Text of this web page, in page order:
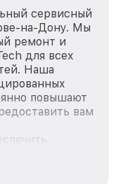
сервисный
на-Дону. Мы
ремонт и
для всех
Наша
повышают
вам
для
EOTech, вне